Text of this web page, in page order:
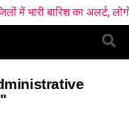
बारिश का अलर्ट, लोगों